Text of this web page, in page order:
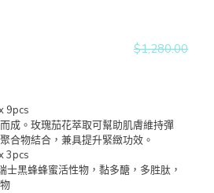
$1,280.00
9pcs
成。玫瑰茄花萃取可幫助肌膚維持彈
合物結合，兼具提升緊緻功效。
3pcs
士黑蜂蜂蜜活性物，黏多醣，多胜肽，